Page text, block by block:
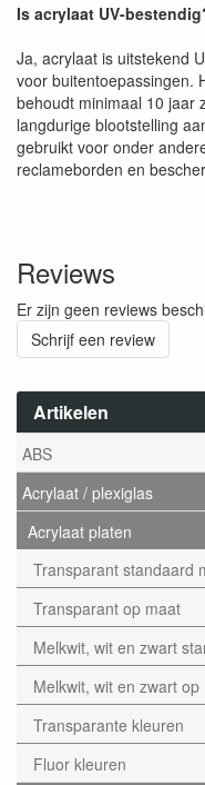
Artikelen
ABS
Acrylaat / plexiglas
Acrylaat platen
Transparant standaard
Transparant op maat
Melkwit, wit en zwart
Melkwit, wit en zwart op
Transparante kleuren
Fluor kleuren
Is acrylaat UV-
Ja, acrylaat is uitstekend
voor buitentoepassingen.
behoudt minimaal 10 jaar
langdurige blootstelling
gebruikt voor onder
reclameborden en
Reviews
Er zijn geen reviews
Schrijf een review